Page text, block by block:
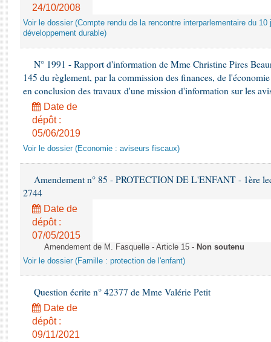
24/10/2008
Voir le dossier (Compte rendu de la rencontre interparlementaire du
développement durable)
N° 1991 - Rapport d'information de Mme Christine Pires
145 du règlement, par la commission des finances, de
en conclusion des travaux d'une mission d'information sur les
Date de
dépôt :
05/06/2019
Voir le dossier (Economie : aviseurs fiscaux)
Amendement n° 85 - PROTECTION DE L'ENFANT - 1ère
2744
Date de
dépôt :
07/05/2015
Amendement de M. Fasquelle - Article 15 - Non soutenu
Voir le dossier (Famille : protection de l'enfant)
Question écrite n° 42377 de Mme Valérie Petit
Date de
dépôt :
09/11/2021